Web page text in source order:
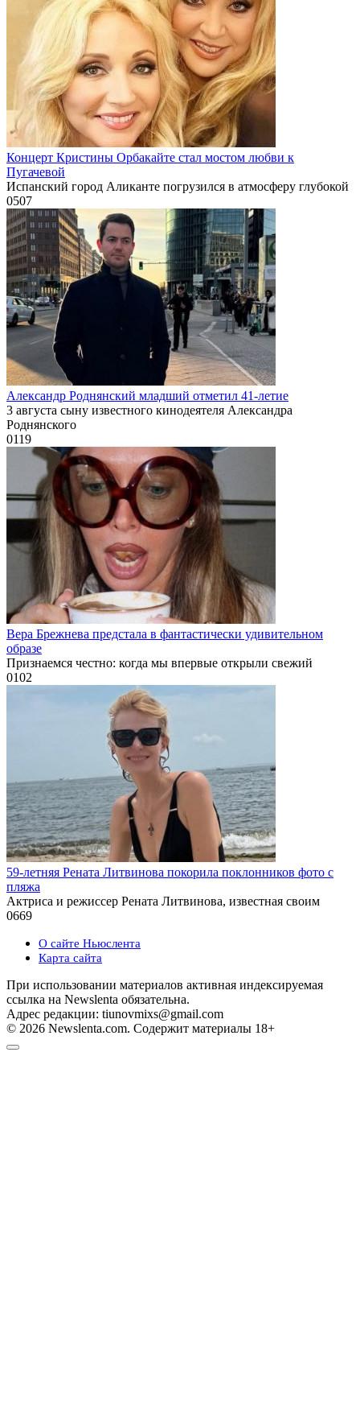
Концерт Кристины Орбакайте стал мостом любви к
Пугачевой
Испанский город Аликанте погрузился в атмосферу глубокой
0507
Александр Роднянский младший отметил 41-летие
3 августа сыну известного кинодеятеля Александра
Роднянского
0119
Вера Брежнева предстала в фантастически удивительном
образе
Признаемся честно: когда мы впервые открыли свежий
0102
59-летняя Рената Литвинова покорила поклонников фото с
пляжа
Актриса и режиссер Рената Литвинова, известная своим
0669
О сайте Ньюслента
Карта сайта
При использовании материалов активная индексируемая
ссылка на Newslenta обязательна.
Адрес редакции: tiunovmixs@gmail.com
© 2026 Newslenta.com. Содержит материалы 18+